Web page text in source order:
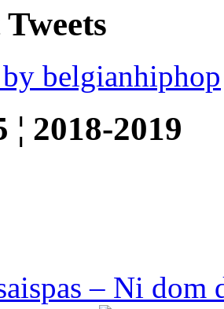
belgianhiphop
¦ 2018-2019
– Ni dom